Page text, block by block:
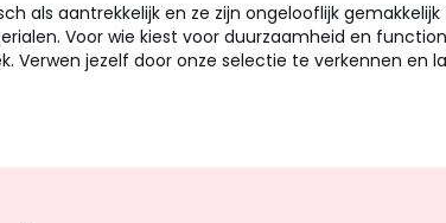
als aantrekkelijk en ze zijn ongelooflijk
Voor wie kiest voor duurzaamheid en
Verwen jezelf door onze selectie te verkennen en